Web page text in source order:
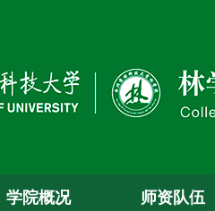
学院概况 师资队伍